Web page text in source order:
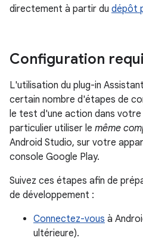
directement à partir du dépôt
Configuration
L'utilisation du plug-in
certain nombre d'étapes de
le test d'une action dans votre
particulier utiliser le même
Android Studio, sur votre
console Google Play.
Suivez ces étapes afin de
de développement :
Connectez-vous à
ultérieure).